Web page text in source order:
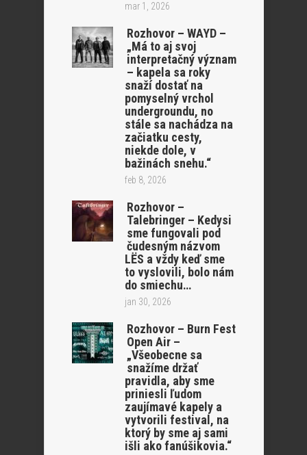
mar 1, 2026
Rozhovor – WAYD –
„Má to aj svoj
interpretačný význam
– kapela sa roky
snaží dostať na
pomyselný vrchol
undergroundu, no
stále sa nachádza na
začiatku cesty,
niekde dole, v
bažinách snehu.“
feb 8, 2026
Rozhovor –
Talebringer – Kedysi
sme fungovali pod
čudesným názvom
LËS a vždy keď sme
to vyslovili, bolo nám
do smiechu…
jan 30, 2026
Rozhovor – Burn Fest
Open Air –
„Všeobecne sa
snažíme držať
pravidla, aby sme
priniesli ľudom
zaujímavé kapely a
vytvorili festival, na
ktorý by sme aj sami
išli ako fanúšikovia.“